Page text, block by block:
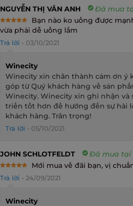
NGUYỄN THỊ VÂN ANH Đã mua
Rated5
out of 5
Bạn nào ko uống được
vừa phải dễ uống lắm
Trả lời • 03/10/2021
Winecity
Winecity xin chân thành cảm ơn ý
góp từ Quý khách hàng về sản
Winecity. Winecity xin ghi nhận và
triển tốt hơn để hướng đến sự hài
khách hàng. Trân trọng!
Trả lời • 05/10/2021
JOHN SCHLOTFELDT Đã mua tại
out of 5
Mới mua về đãi bạn, vị
Trả lời • 24/09/2021
Winecity